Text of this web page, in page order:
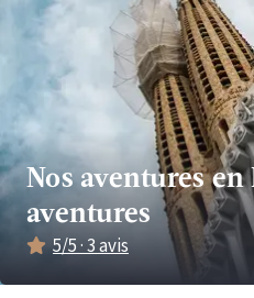
Nos aventures en
aventures
5/5 ·3avis